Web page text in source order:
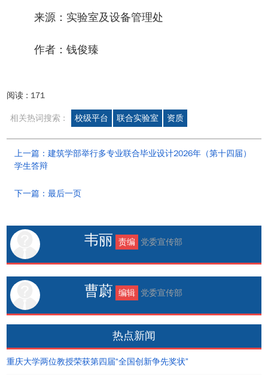
来源：实验室及设备管理处
作者：钱俊臻
阅读 : 171
相关热词搜索 : 校级平台 联合实验室 资质
上一篇：建筑学部举行多专业联合毕业设计2026年（第十四届）
学生答辩
下一篇：最后一页
韦丽 责编 党委宣传部
曹蔚 编辑 党委宣传部
热点新闻
重庆大学两位教授荣获第四届“全国创新争先奖状”